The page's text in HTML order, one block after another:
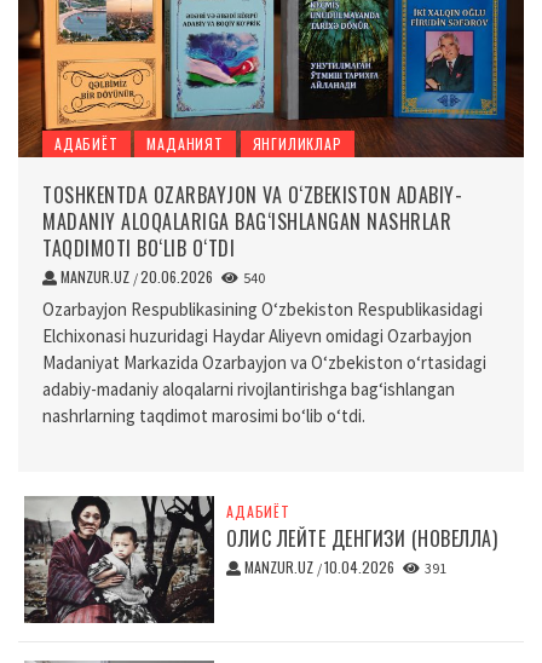
АДАБИЁТ МАДАНИЯТ ЯНГИЛИКЛАР
TOSHKENTDA OZARBAYJON VA O‘ZBEKISTON ADABIY-
MADANIY ALOQALARIGA BAG‘ISHLANGAN NASHRLAR
TAQDIMOTI BO‘LIB O‘TDI
MANZUR.UZ /20.06.2026 540
Ozarbayjon Respublikasining O‘zbekiston Respublikasidagi
Elchixonasi huzuridagi Haydar Aliyevn omidagi Ozarbayjon
Madaniyat Markazida Ozarbayjon va O‘zbekiston o‘rtasidagi
adabiy-madaniy aloqalarni rivojlantirishga bag‘ishlangan
nashrlarning taqdimot marosimi bo‘lib o‘tdi.
АДАБИЁТ
ОЛИС ЛЕЙТЕ ДЕНГИЗИ (НОВЕЛЛА)
MANZUR.UZ /10.04.2026 391